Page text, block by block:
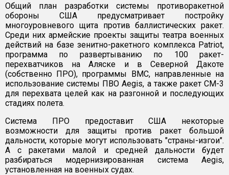
Общий план разработки системы противоракетной
обороны США предусматривает постройку
многоуровневого щита против баллистических ракет.
Среди них армейские проекты защиты театра военных
действий на базе зенитно-ракетного комплекса Patriot,
программа по развертыванию по 100 ракет-
перехватчиков на Аляске и в Северной Дакоте
(собственно ПРО), программы ВМС, направленные на
использование системы ПВО Aegis, а также ракет СМ-3
для перехвата целей как на разгонной и последующих
стадиях полета.
Система ПРО предоставит США некоторые
возможности для защиты против ракет большой
дальности, которые могут использовать "страны-изгои".
А с ракетами малой и средней дальности будет
разбираться модернизированная система Aegis,
установленная на военных судах.